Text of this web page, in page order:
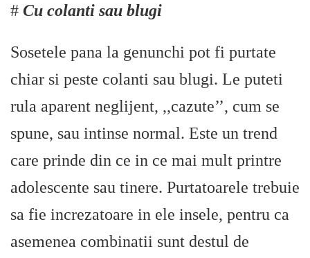
# Cu colanti sau blugi
Sosetele pana la genunchi pot fi purtate
chiar si peste colanti sau blugi. Le puteti
rula aparent neglijent, ,,cazute’’, cum se
spune, sau intinse normal. Este un trend
care prinde din ce in ce mai mult printre
adolescente sau tinere. Purtatoarele trebuie
sa fie increzatoare in ele insele, pentru ca
asemenea combinatii sunt destul de